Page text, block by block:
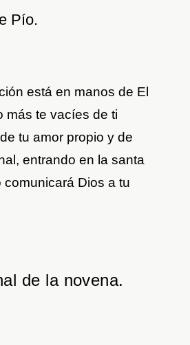
Pío.
está en manos de El
más te vacíes de ti
tu amor propio y de
entrando en la santa
comunicará Dios a tu
de la novena.